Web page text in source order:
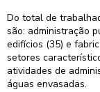
Do total de
são: administração
edifícios (35) e
setores
atividades de
águas envasadas.